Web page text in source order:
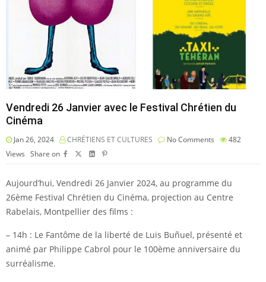
Vendredi 26 Janvier avec le Festival Chrétien du
Cinéma
Jan 26, 2024 CHRÉTIENS ET CULTURES No Comments
482
Views Share on
Aujourd’hui, Vendredi 26 Janvier 2024, au programme du
26ème Festival Chrétien du Cinéma, projection au Centre
Rabelais, Montpellier des films :
– 14h : Le Fantôme de la liberté de Luis Buñuel, présenté et
animé par Philippe Cabrol pour le 100ème anniversaire du
surréalisme.